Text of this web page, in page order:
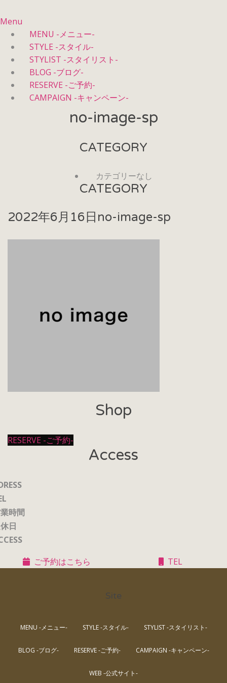
Menu
MENU -メニュー-
STYLE -スタイル-
STYLIST -スタイリスト-
BLOG -ブログ-
RESERVE -ご予約-
CAMPAIGN -キャンペーン-
no-image-sp
CATEGORY
カテゴリーなし
CATEGORY
2022年6月16日 no-image-sp
Shop
RESERVE -ご予約-
Access
時間
日
ご予約はこちら
TEL
Site
MENU -メニュー- STYLE -スタイル- STYLIST -スタイリスト-
BLOG -ブログ- RESERVE -ご予約- CAMPAIGN -キャンペーン-
WEB -公式サイト-